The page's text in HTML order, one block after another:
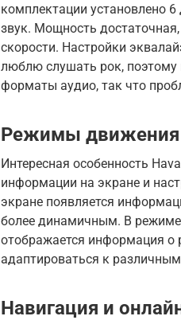
комплектации установлено
звук. Мощность
скорости. Настройки
люблю слушать рок,
форматы аудио, так что
Режимы движения
Интересная особенность
информации на экране и
экране появляется
более динамичным. В режиме
отображается информация о
адаптироваться к
Навигация и